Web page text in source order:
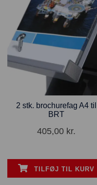
2 stk. brochurefag A4 til
BRT
405,00 kr.
TILFØJ TIL KURV